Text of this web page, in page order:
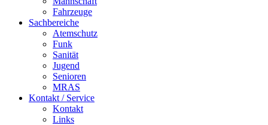
Fahrzeuge
Sachbereiche
Atemschutz
Funk
Sanität
Jugend
Senioren
MRAS
Kontakt / Service
Kontakt
Links